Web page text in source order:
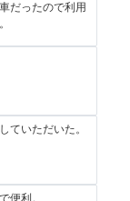
だったので利用
ていただいた。
便利。